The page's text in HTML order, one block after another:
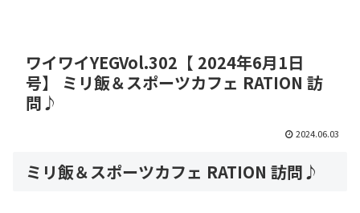
ワイワイYEGVol.302【 2024年6月1日
号】 ミリ飯＆スポーツカフェ RATION 訪
問♪
2024.06.03
ミリ飯＆スポーツカフェ RATION 訪問♪